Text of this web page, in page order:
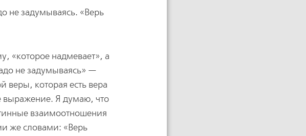
не задумываясь. «Верь
«которое надмевает», а
не задумываясь» —
веры, которая есть вера
выражение. Я думаю, что
взаимоотношения
же словами: «Верь